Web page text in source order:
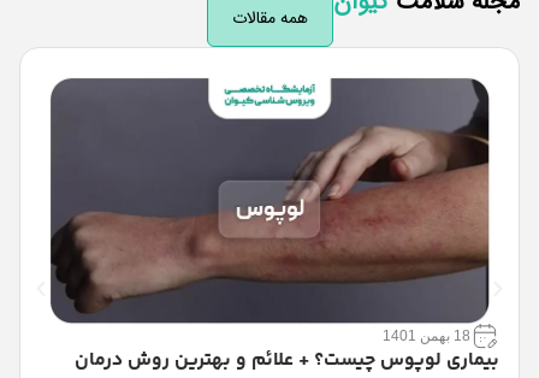
همه مقالات
18 بهمن 1401
بیماری لوپوس چیست؟ + علائم و بهترین روش درمان